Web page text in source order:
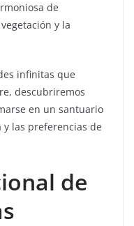
de
y la
infinitas que
descubriremos
en un santuario
las preferencias de
de